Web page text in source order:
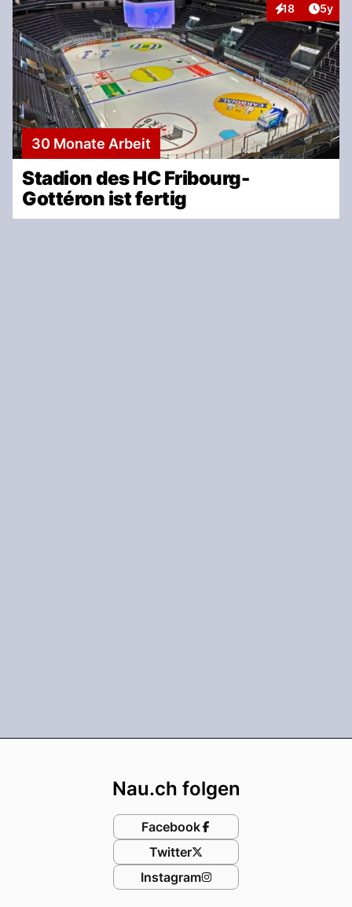
18
Interaktionen
5y
30 Monate Arbeit
Stadion des HC Fribourg-
Gottéron ist fertig
Nau.ch folgen
Facebook
Twitter
Instagram